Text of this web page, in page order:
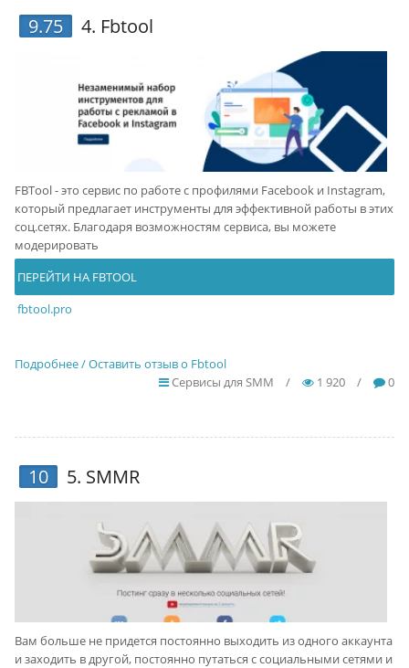
9.75 4. Fbtool
FBTool - это сервис по работе с профилями Facebook и Instagram,
который предлагает инструменты для эффективной работы в этих
соц.сетях. Благодаря возможностям сервиса, вы можете
модерировать
ПЕРЕЙТИ НА FBTOOL
fbtool.pro
Подробнее / Оставить отзыв о Fbtool
Сервисы для SMM
/ 1 920 / 0
10 5. SMMR
Вам больше не придется постоянно выходить из одного аккаунта
и заходить в другой, постоянно путаться с социальными сетями и